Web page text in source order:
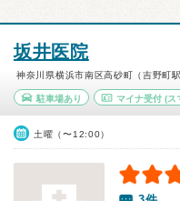
坂井医院
神奈川県横浜市南区高砂町（吉野町
駐車場あり マイナ受付(ス
土曜（〜12:00）